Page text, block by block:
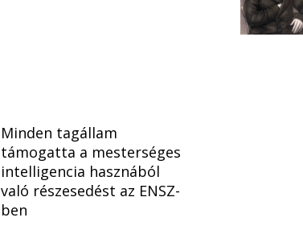
Minden tagállam
támogatta a mesterséges
intelligencia hasznából
való részesedést az ENSZ-
ben